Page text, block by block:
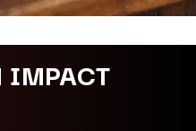
IMPACT